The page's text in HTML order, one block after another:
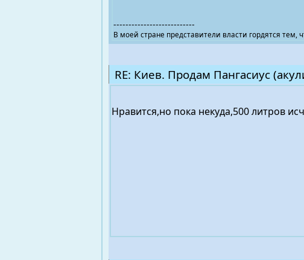
---------------------------
В моей стране представители власти гордятся тем,
RE: Киев. Продам Пангасиус
Нравится,но пока некуда,500 литров